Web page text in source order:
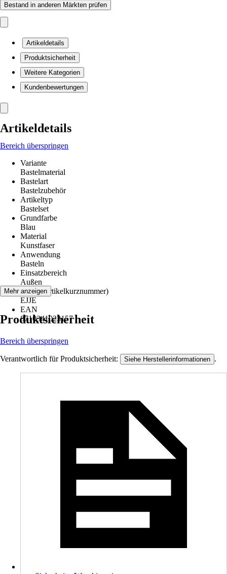
Bestand in anderen Märkten prüfen
Artikeldetails
Produktsicherheit
Weitere Kategorien
Kundenbewertungen
Artikeldetails
Bereich überspringen
Variante
Bastelmaterial
Bastelart
Bastelzubehör
Artikeltyp
Bastelset
Grundfarbe
Blau
Material
Kunstfaser
Anwendung
Basteln
Einsatzbereich
Außen
AKN (Artikelkurznummer)
EJJE
EAN
8710341023157
Mehr anzeigen
Produktsicherheit
Bereich überspringen
Verantwortlich für Produktsicherheit: Siehe Herstellerinformationen .